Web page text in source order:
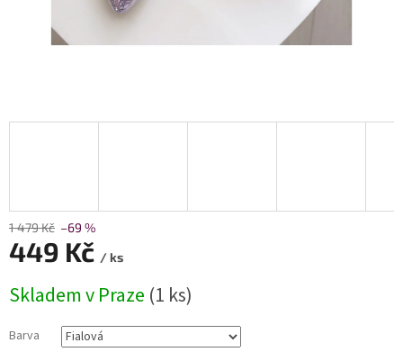
1 479 Kč –69 %
449 Kč / ks
cena:
Skladem v Praze (1 ks)
Barva